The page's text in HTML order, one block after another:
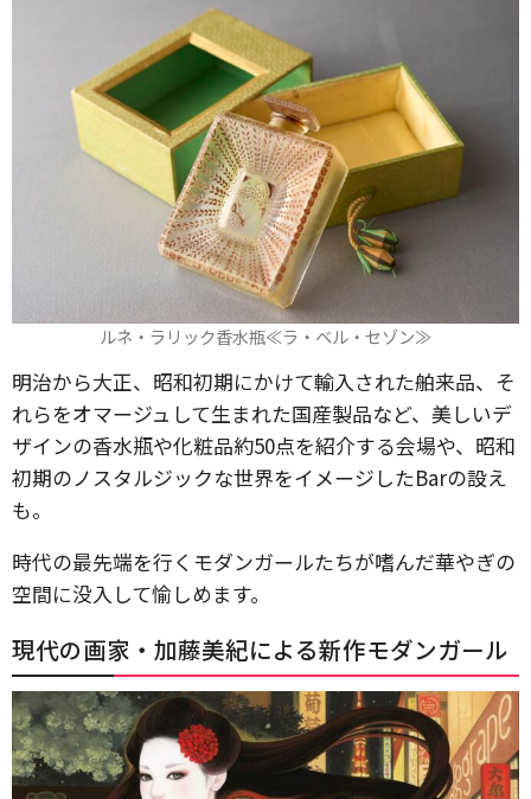
ルネ・ラリック香水瓶≪ラ・ベル・セゾン≫
明治から大正、昭和初期にかけて輸入された舶来品、そ
れらをオマージュして生まれた国産製品など、美しいデ
ザインの香水瓶や化粧品約50点を紹介する会場や、昭和
初期のノスタルジックな世界をイメージしたBarの設え
も。
時代の最先端を行くモダンガールたちが嗜んだ華やぎの
空間に没入して愉しめます。
現代の画家・加藤美紀による新作モダンガール